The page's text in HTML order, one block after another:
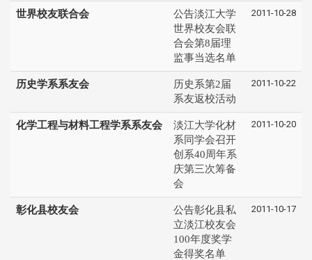
世界校友联合会
公告淡江大学
世界校友会联
合会第8届理
监事当选名单
2011-10-28
历史学系系友会
历史系第2届
系友返校活动
2011-10-22
化学工程与材料工程学系系友会
淡江大学化材
系同学会召开
创系40周年系
庆第三次筹备
会
2011-10-20
彰化县校友会
公告彰化县私
立淡江校友会
100年度奖学
金得奖名单
2011-10-17